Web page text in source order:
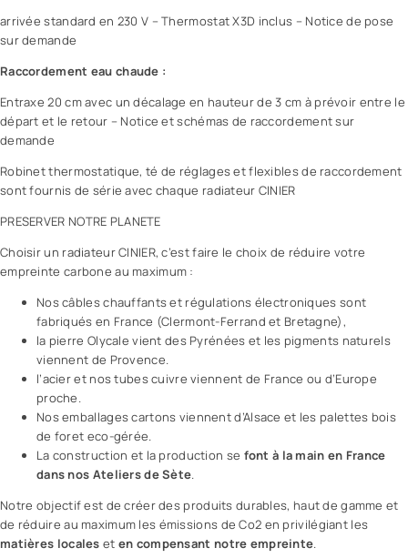
arrivée standard en 230 V – Thermostat X3D inclus – Notice de pose
sur demande
Raccordement eau chaude :
Entraxe 20 cm avec un décalage en hauteur de 3 cm à prévoir entre le
départ et le retour – Notice et schémas de raccordement sur
demande
Robinet thermostatique, té de réglages et flexibles de raccordement
sont fournis de série avec chaque radiateur CINIER
PRESERVER NOTRE PLANETE
Choisir un radiateur CINIER, c’est faire le choix de réduire votre
empreinte carbone au maximum :
Nos câbles chauffants et régulations électroniques sont
fabriqués en France (Clermont-Ferrand et Bretagne),
la pierre Olycale vient des Pyrénées et les pigments naturels
viennent de Provence.
l’acier et nos tubes cuivre viennent de France ou d’Europe
proche.
Nos emballages cartons viennent d’Alsace et les palettes bois
de foret eco-gérée.
La construction et la production se font à la main en France
dans nos Ateliers de Sète.
Notre objectif est de créer des produits durables, haut de gamme et
de réduire au maximum les émissions de Co2 en privilégiant les
matières locales et en compensant notre empreinte.